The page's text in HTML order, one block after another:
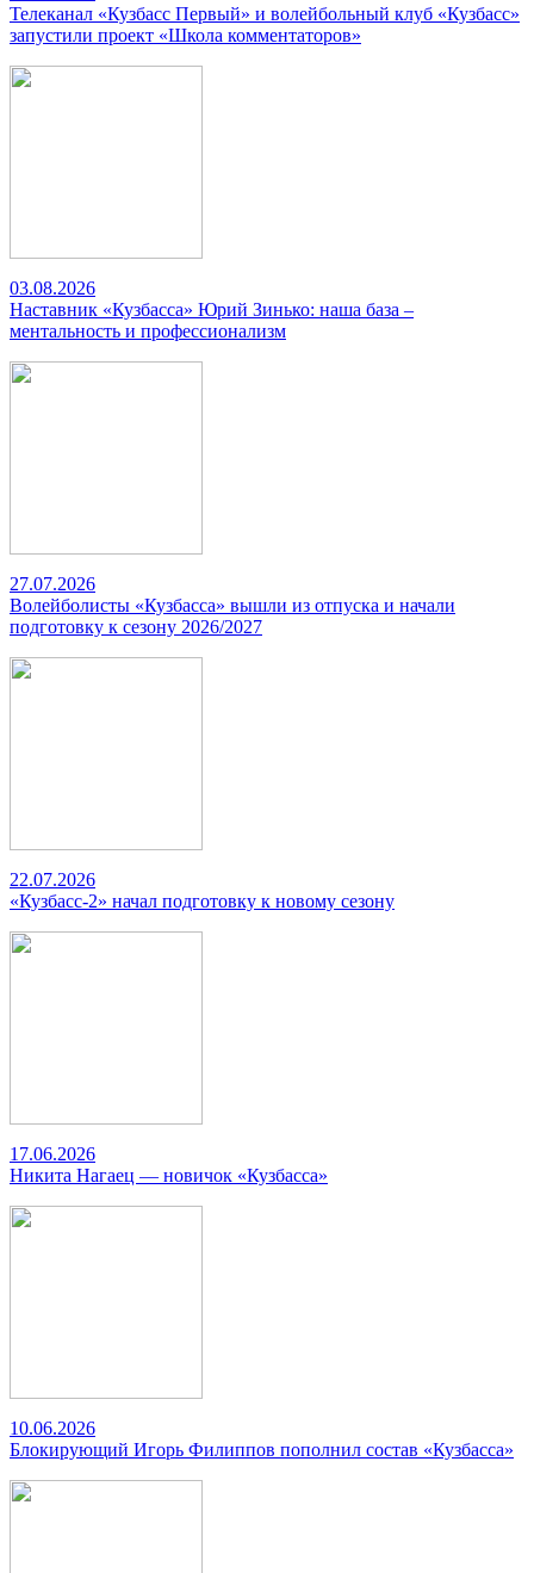
Телеканал «Кузбасс Первый» и волейбольный клуб «Кузбасс»
запустили проект «Школа комментаторов»
03.08.2026
Наставник «Кузбасса» Юрий Зинько: наша база –
ментальность и профессионализм
27.07.2026
Волейболисты «Кузбасса» вышли из отпуска и начали
подготовку к сезону 2026/2027
22.07.2026
«Кузбасс-2» начал подготовку к новому сезону
17.06.2026
Никита Нагаец — новичок «Кузбасса»
10.06.2026
Блокирующий Игорь Филиппов пополнил состав «Кузбасса»